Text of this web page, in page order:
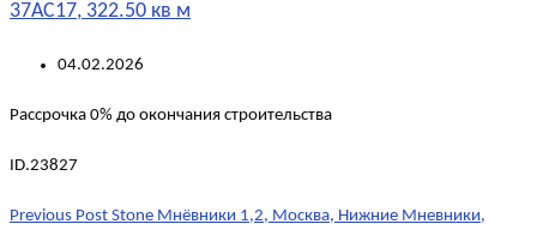
37АС17, 322.50 кв м
04.02.2026
Рассрочка 0% до окончания строительства
ID.23827
Post
Previous Post Stone Мнёвники 1,2, Москва, Нижние Мневники,